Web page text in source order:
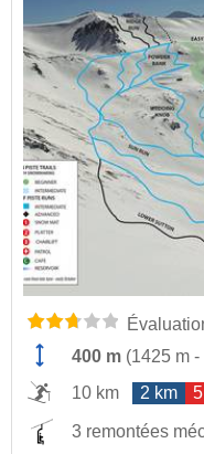
400 m (1425 m -
10 km
2 km
3 remontées